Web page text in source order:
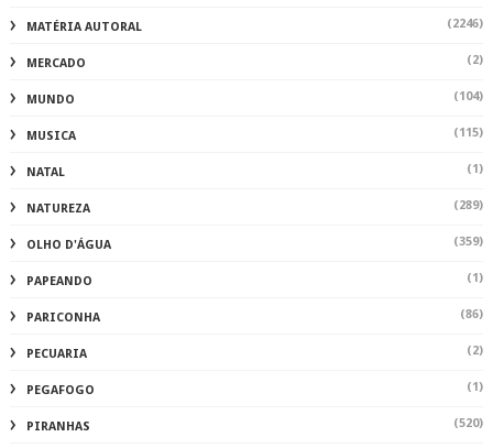
MATÉRIA AUTORAL (2246)
MERCADO (2)
MUNDO (104)
MUSICA (115)
NATAL (1)
NATUREZA (289)
OLHO D'ÁGUA (359)
PAPEANDO (1)
PARICONHA (86)
PECUARIA (2)
PEGAFOGO (1)
PIRANHAS (520)